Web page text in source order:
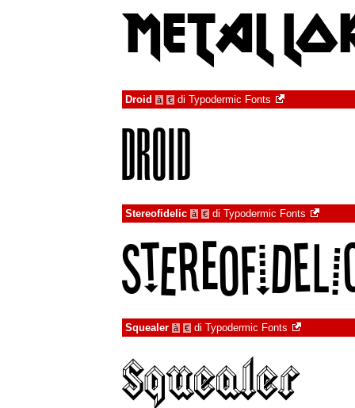
Droid à € di Typodermic Fonts
Stereofidelic à € di Typodermic Fonts
Squealer à € di Typodermic Fonts